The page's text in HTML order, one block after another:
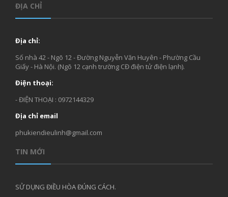
ĐỊA CHỈ
Địa chỉ:
Số nhà 42 - Ngõ 12 - Đường Nguyễn Văn Huyên - Phường Cầu
Giấy - Hà Nội. (Ngõ 12 cạnh trường CĐ điện tử điện lạnh).
Điện thoại:
- ĐIỆN THOẠI : 0972144329
Địa chỉ email
phukiendieulinh@gmail.com
TIN MỚI
SỬ DỤNG ĐIỀU HÒA ĐÚNG CÁCH.